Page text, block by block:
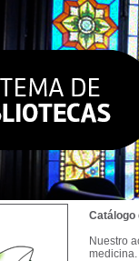
Catálogo
Nuestro
medicina.